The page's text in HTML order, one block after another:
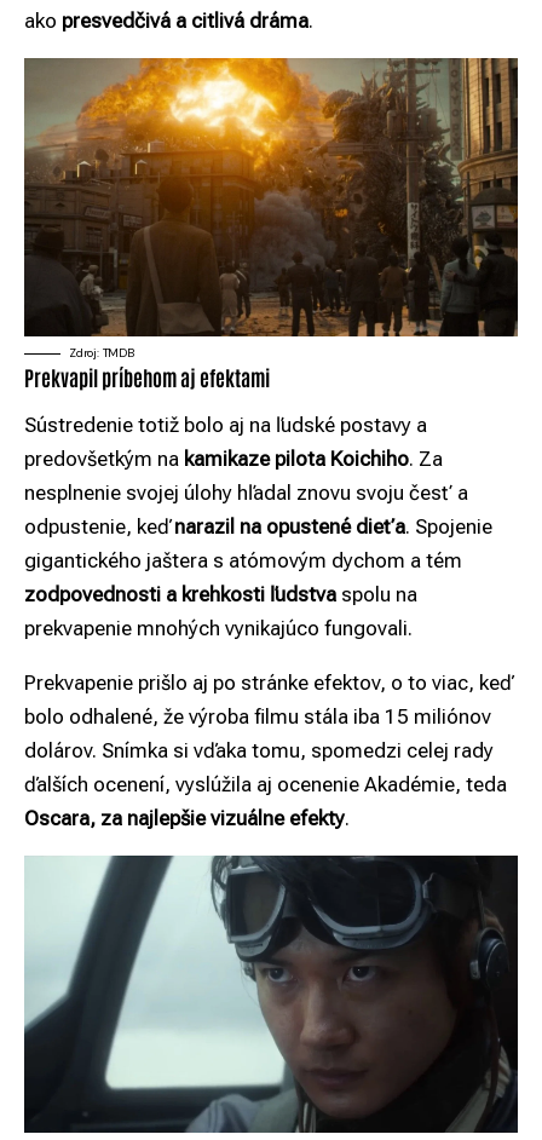
ako presvedčivá a citlivá dráma.
Zdroj: TMDB
Prekvapil príbehom aj efektami
Sústredenie totiž bolo aj na ľudské postavy a
predovšetkým na kamikaze pilota Koichiho. Za
nesplnenie svojej úlohy hľadal znovu svoju česť a
odpustenie, keďnarazil na opustené dieťa. Spojenie
gigantického jaštera s atómovým dychom a tém
zodpovednosti a krehkosti ľudstva spolu na
prekvapenie mnohých vynikajúco fungovali.
Prekvapenie prišlo aj po stránke efektov, o to viac, keď
bolo odhalené, že výroba filmu stála iba 15 miliónov
dolárov. Snímka si vďaka tomu, spomedzi celej rady
ďalších ocenení, vyslúžila aj ocenenie Akadémie, teda
Oscara, za najlepšie vizuálne efekty.